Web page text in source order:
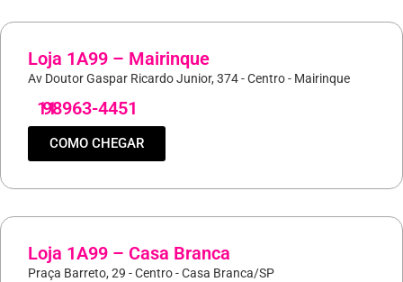
Loja 1A99 – Mairinque
Av Doutor Gaspar Ricardo Junior, 374 - Centro - Mairinque
11
98963-4451
COMO CHEGAR
Loja 1A99 – Casa Branca
Praça Barreto, 29 - Centro - Casa Branca/SP